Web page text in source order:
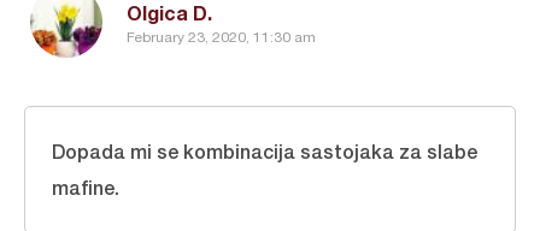
Olgica D.
February 23, 2020, 11:30 am
Dopada mi se kombinacija sastojaka za slabe
mafine.